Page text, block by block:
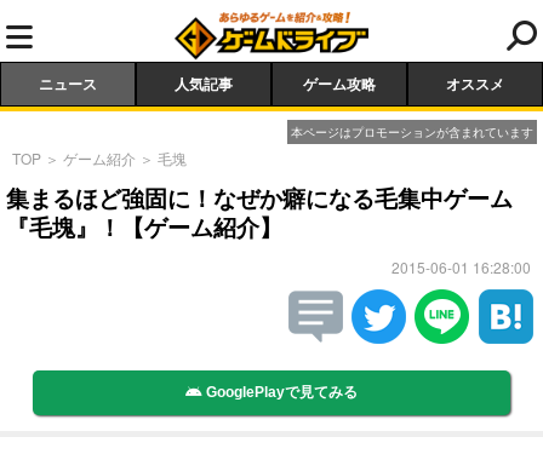
ニュース 人気記事 ゲーム攻略 オススメ
本ページはプロモーションが含まれています
TOP ＞ ゲーム紹介 ＞ 毛塊
集まるほど強固に！なぜか癖になる毛集中ゲーム
『毛塊』！【ゲーム紹介】
2015-06-01 16:28:00
GooglePlayで見てみる